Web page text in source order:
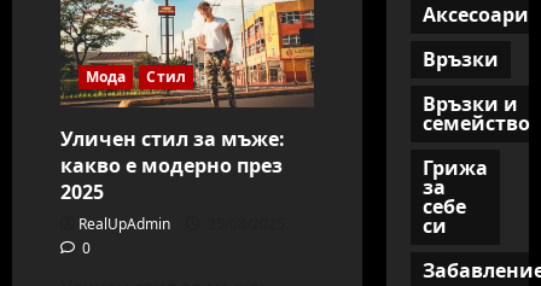
Мода Стил
Уличен стил за мъже:
какво е модерно през
2025
RealUpAdmin
0
Аксесоари
Връзки
Връзки и
семейство
Грижа
за
себе
си